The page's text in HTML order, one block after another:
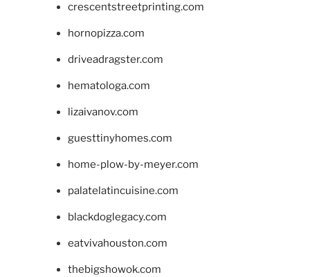
crescentstreetprinting.com
hornopizza.com
driveadragster.com
hematologa.com
lizaivanov.com
guesttinyhomes.com
home-plow-by-meyer.com
palatelatincuisine.com
blackdoglegacy.com
eatvivahouston.com
thebigshowok.com